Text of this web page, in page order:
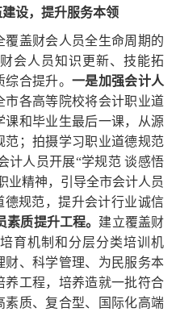
设，提升服务本领
盖财会人员全生命周期的
会人员知识更新、技能拓
合提升。 一是加强会计人
市各高等院校将会计职业道
和毕业生最后一课，从源
范；拍摄学习职业道德规范
计人员开展“学规范 谈感悟
业精神，引导全市会计人员
德规范，提升会计行业诚信
质提升工程。 建立覆盖财
育机制和分层分类培训机
、科学管理、为民服务本
工程，培养造就一批符合
质、复合型、国际化高端